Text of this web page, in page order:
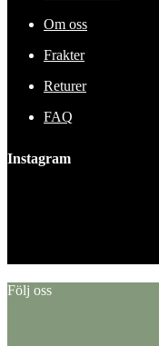
Om oss
Frakter
Returer
FAQ
Instagram
Följ oss